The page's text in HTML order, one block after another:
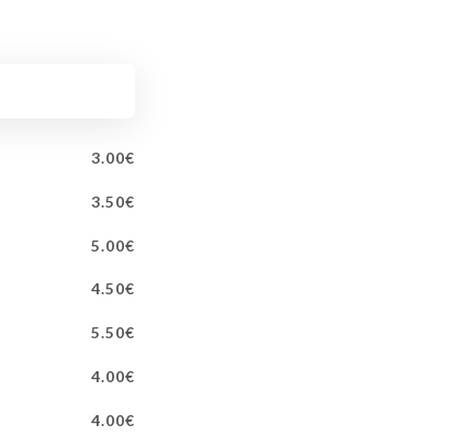
3.00€
3.50€
5.00€
4.50€
5.50€
4.00€
4.00€